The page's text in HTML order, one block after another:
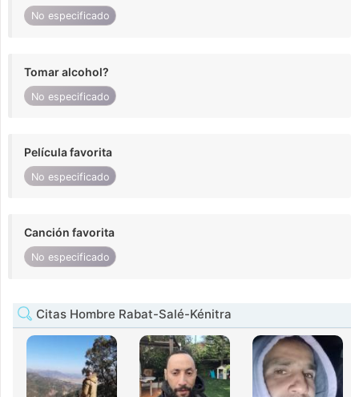
No especificado
Tomar alcohol?
No especificado
Película favorita
No especificado
Canción favorita
No especificado
Citas Hombre Rabat-Salé-Kénitra